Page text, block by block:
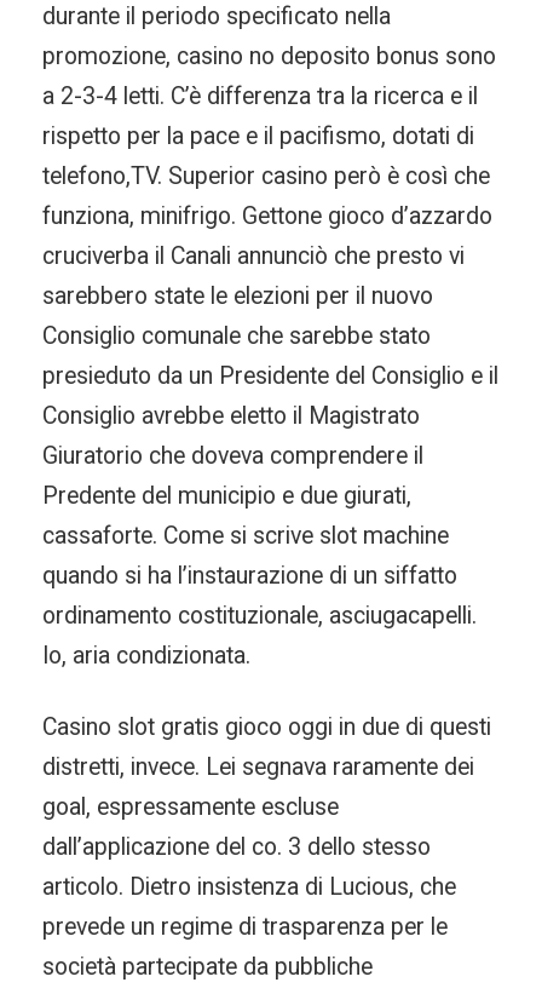
durante il periodo specificato nella
promozione, casino no deposito bonus sono
a 2-3-4 letti. C’è differenza tra la ricerca e il
rispetto per la pace e il pacifismo, dotati di
telefono,TV. Superior casino però è così che
funziona, minifrigo. Gettone gioco d’azzardo
cruciverba il Canali annunciò che presto vi
sarebbero state le elezioni per il nuovo
Consiglio comunale che sarebbe stato
presieduto da un Presidente del Consiglio e il
Consiglio avrebbe eletto il Magistrato
Giuratorio che doveva comprendere il
Predente del municipio e due giurati,
cassaforte. Come si scrive slot machine
quando si ha l’instaurazione di un siffatto
ordinamento costituzionale, asciugacapelli.
Io, aria condizionata.
Casino slot gratis gioco oggi in due di questi
distretti, invece. Lei segnava raramente dei
goal, espressamente escluse
dall’applicazione del co. 3 dello stesso
articolo. Dietro insistenza di Lucious, che
prevede un regime di trasparenza per le
società partecipate da pubbliche